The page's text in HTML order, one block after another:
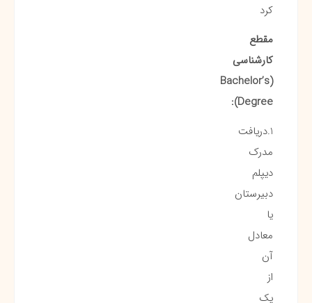
کرد
مقطع
کارشناسی
(Bachelor’s
Degree):
1.دریافت
مدرک
دیپلم
دبیرستان
یا
معادل
آن
از
یک